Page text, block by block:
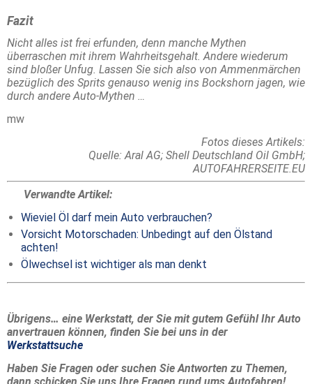
Fazit
Nicht alles ist frei erfunden, denn manche Mythen
überraschen mit ihrem Wahrheitsgehalt. Andere wiederum
sind bloßer Unfug. Lassen Sie sich also von Ammenmärchen
bezüglich des Sprits genauso wenig ins Bockshorn jagen, wie
durch andere Auto-Mythen …
mw
Fotos dieses Artikels:
Quelle: Aral AG; Shell Deutschland Oil GmbH;
AUTOFAHRERSEITE.EU
Verwandte Artikel:
Wieviel Öl darf mein Auto verbrauchen?
Vorsicht Motorschaden: Unbedingt auf den Ölstand
achten!
Ölwechsel ist wichtiger als man denkt
Übrigens… eine Werkstatt, der Sie mit gutem Gefühl Ihr Auto
anvertrauen können, finden Sie bei uns in der
Werkstattsuche
Haben Sie Fragen oder suchen Sie Antworten zu Themen,